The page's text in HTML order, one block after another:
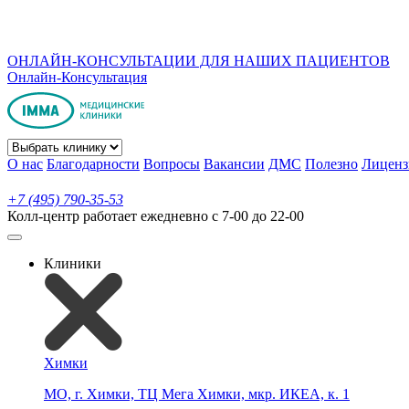
ОНЛАЙН-КОНСУЛЬТАЦИИ ДЛЯ НАШИХ ПАЦИЕНТОВ
Онлайн-Консультация
О нас Благодарности Вопросы Вакансии ДМС Полезно
+7 (495) 790-35-53
Колл-центр работает ежедневно с 7-00 до 22-00
Клиники
Химки
МО, г. Химки, ТЦ Мега Химки, мкр. ИКЕА, к. 1